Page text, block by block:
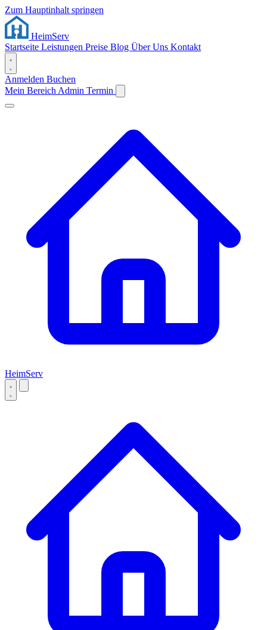
Zum Hauptinhalt springen
HeimServ
Startseite Leistungen Preise Blog Über Uns Kontakt
Anmelden Buchen
Mein Bereich Admin Termin
HeimServ